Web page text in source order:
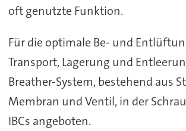
oft genutzte Funktion.
Für die optimale Be- und
Transport, Lagerung und
Breather-System, bestehend aus
Membran und Ventil, in der
IBCs angeboten.